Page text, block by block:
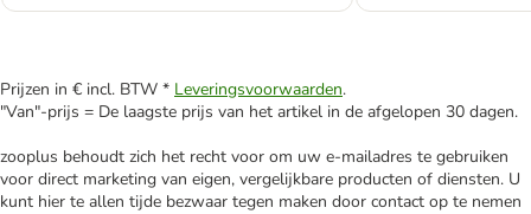
Prijzen in € incl. BTW * Leveringsvoorwaarden.
"Van"-prijs = De laagste prijs van het artikel in de afgelopen 30 dagen.
zooplus behoudt zich het recht voor om uw e-mailadres te gebruiken
voor direct marketing van eigen, vergelijkbare producten of diensten. U
kunt hier te allen tijde bezwaar tegen maken door contact op te nemen